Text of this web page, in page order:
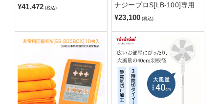
¥41,472 (税込)
ナジープロS[LB-100]専用
¥23,100 (税込)